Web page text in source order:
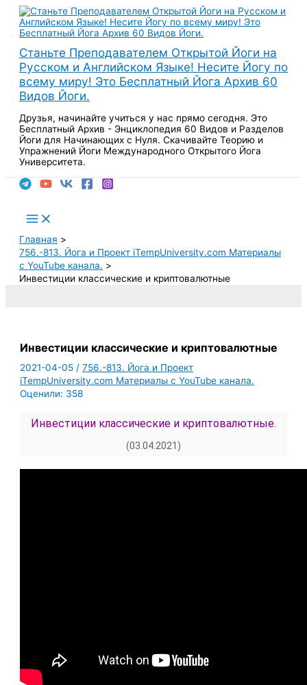
Перейти
содержимому
Станьте Преподавателем Открытой Йоги на
Русском и Английском Языке! Несите Йогу по
всему миру! Это Бесплатный Йога Архив 60
Видов Йоги.
Друзья, начинайте учиться у нас прямо сегодня. Это
Бесплатный Архив - Энциклопедия 60 Видов и Разделов
Йоги для Начинающих с Нуля. Скачивайте Теорию и
Упражнений Йоги Международного Открытого Йога
Университета.
Main
Menu
Главная
756.-813. Йога и Проект iTempUniversity.com Материалы
с YouTube канала.
Инвестиции классические и криптовалютные
Инвестиции классические и криптовалютные
2021-04-05/756.-813. Йога и Проект
iTempUniversity.com Материалы с YouTube канала.
Оценили: 358
Инвестиции классические и криптовалютные.
(03.04.2021)